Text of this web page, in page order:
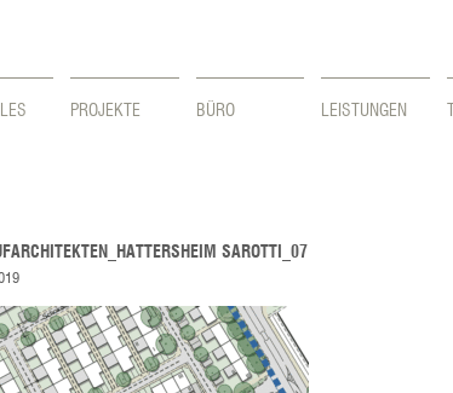
PROJEKTE BÜRO LEISTUNGEN
SAROTTI_07